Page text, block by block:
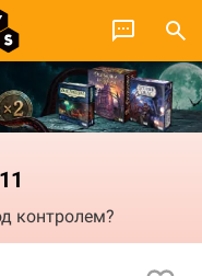
контролем?